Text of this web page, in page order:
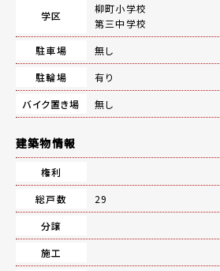
学区
柳町小学校
第三中学校
駐車場
無し
駐輪場
有り
バイク置き場
無し
建築物情報
権利
総戸数
29
分譲
施工